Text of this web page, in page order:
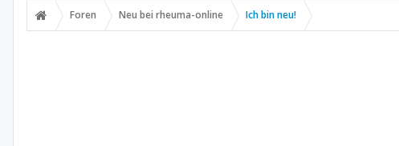
Foren Neu bei rheuma-online Ich bin neu!